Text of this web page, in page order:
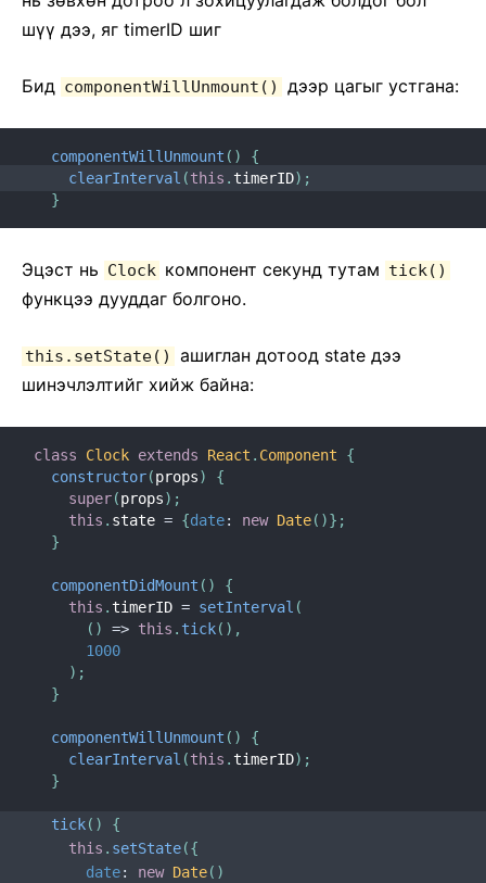
шүү дээ, яг timerID шиг
Бид componentWillUnmount() дээр цагыг устгана:
componentWillUnmount ( )
{
clearInterval (this . timerID) ;
}
Эцэст нь Clock компонент секунд тутам tick()
функцээ дууддаг болгоно.
this.setState()
ашиглан дотоод state дээ
шинэчлэлтийг хийж байна:
class Clock extends React . Component
{
constructor(props)
{
super(props) ;
this . state = {date: new Date( )} ;
}
componentDidMount ( )
{
this . timerID = setInterval (
( ) => this . tick( ) ,
1000
) ;
}
componentWillUnmount ( )
{
clearInterval (this . timerID) ;
}
tick( )
{
this . setState({
date: new Date( )